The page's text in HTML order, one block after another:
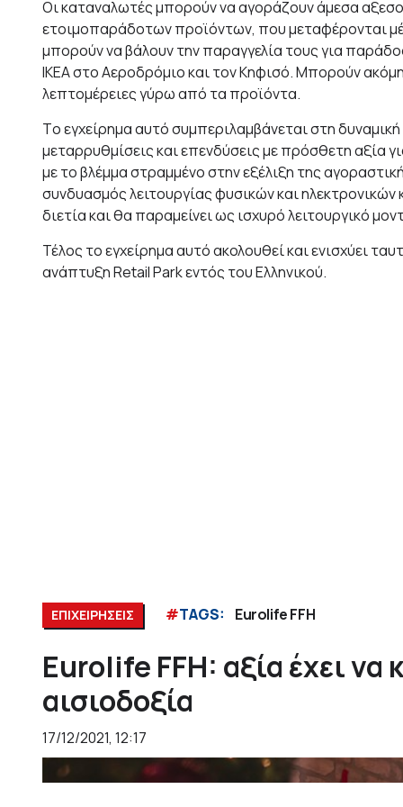
Οι καταναλωτές μπορούν να αγοράζουν άμεσα
ετοιμοπαράδοτων προϊόντων, που μεταφέρονται
μπορούν να βάλουν την παραγγελία τους για
ΙΚΕΑ στο Αεροδρόμιο και τον Κηφισό. Μπορούν
λεπτομέρειες γύρω από τα προϊόντα.
Τo εγχείρημα αυτό συμπεριλαμβάνεται στη
μεταρρυθμίσεις και επενδύσεις με πρόσθετη αξία
με το βλέμμα στραμμένο στην εξέλιξη της
συνδυασμός λειτουργίας φυσικών και
διετία και θα παραμείνει ως ισχυρό λειτουργικό
Τέλος το εγχείρημα αυτό ακολουθεί και ενισχύει
ανάπτυξη Retail Park εντός του Ελληνικού.
ΕΠΙΧΕΙΡΗΣΕΙΣ #TAGS: Eurolife FFH
Eurolife FFH: αξία έχει να
αισιοδοξία
17/12/2021, 12:17